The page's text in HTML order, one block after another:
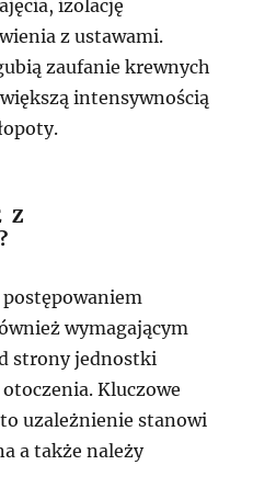
izolację
z ustawami.
zaufanie krewnych
intensywnością
Z
wymagającym
strony jednostki
Kluczowe
uzależnienie stanowi
a także należy